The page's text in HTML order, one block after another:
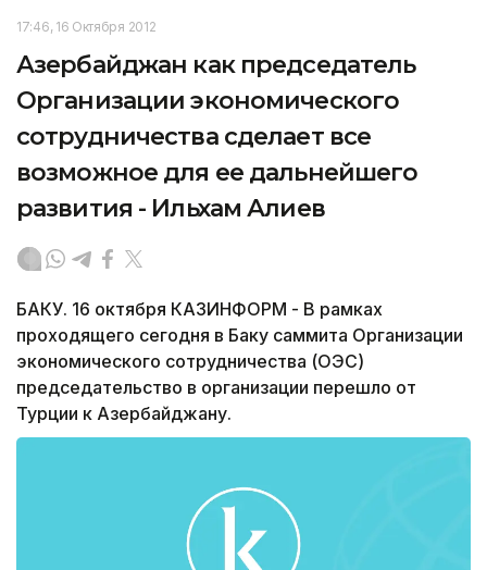
17:46, 16 Октября 2012
Азербайджан как председатель
Организации экономического
сотрудничества сделает все
возможное для ее дальнейшего
развития - Ильхам Алиев
БАКУ. 16 октября КАЗИНФОРМ - В рамках
проходящего сегодня в Баку саммита Организации
экономического сотрудничества (ОЭС)
председательство в организации перешло от
Турции к Азербайджану.